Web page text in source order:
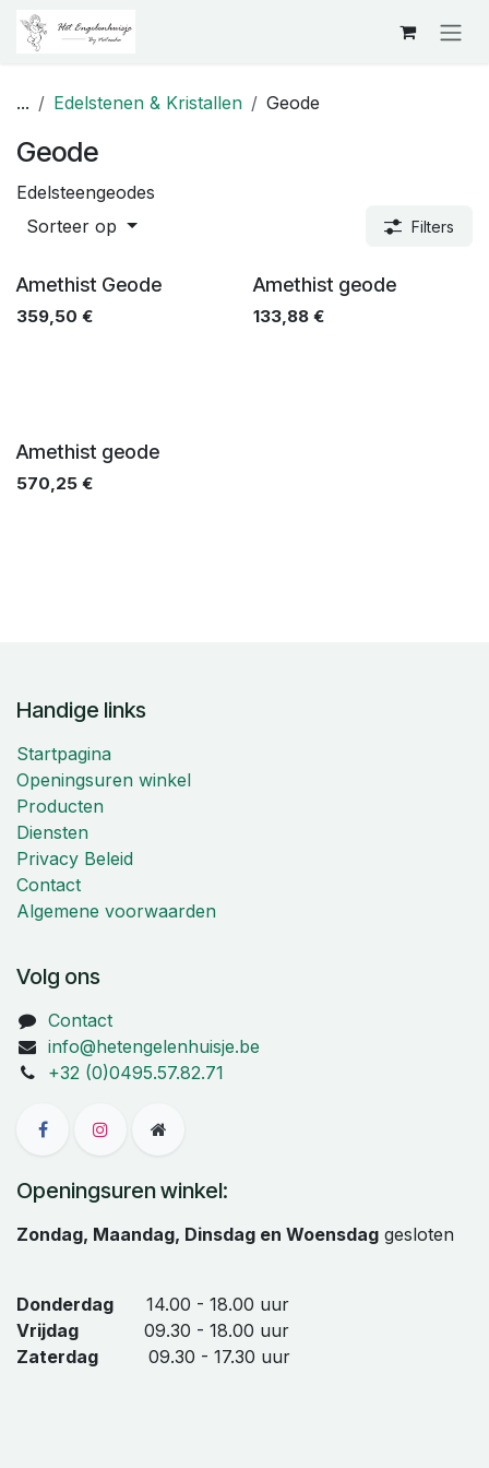
Overslaan naar inhoud
... Edelstenen & Kristallen Geode
Geode
Edelsteengeodes
Sorteer op
Filters
Amethist Geode
359,50 €
Amethist geode
133,88€
Amethist geode
570,25 €
Handige links
Startpagina
Openingsuren winkel
Producten
Diensten
Privacy Beleid
Contact
Algemene voorwaarden
Volg ons
Contact
info@hetengelenhuisje.be
+32 (0)0495.57.82.71
Openingsuren winkel:
Zondag, Maandag, Dinsdag en Woensdag gesloten
Donderdag
14.00 - 18.00 uur
Vrijdag
09.30 - 18.00 uur
Zaterdag
09.30 - 17.30 uur